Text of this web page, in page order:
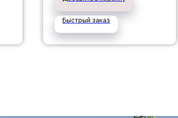
Быстрый заказ